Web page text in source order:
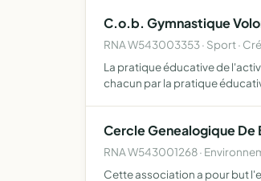
C.o.b. Gymnastique
RNA W543003353 · Sport ·
La pratique éducative de
chacun par la pratique
Cercle Genealogique De
RNA W543001268 ·
Cette association a pour but